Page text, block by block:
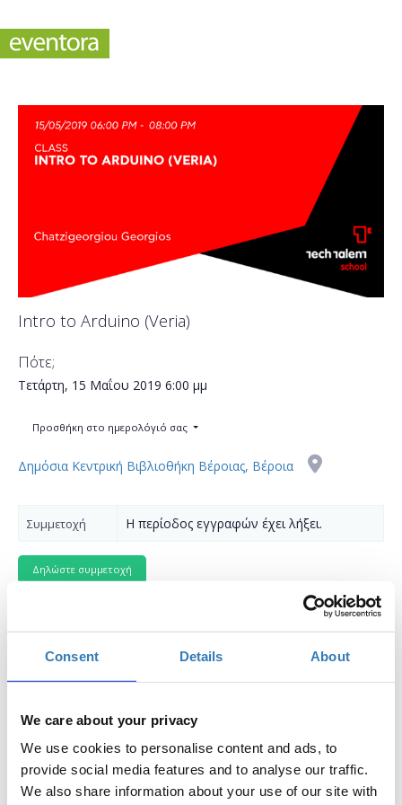
Consent Details About
We care about your privacy
We use cookies to personalise content and ads, to
provide social media features and to analyse our traffic.
We also share information about your use of our site with
Intro to Arduino (Veria)
Πότε;
Τετάρτη, 15 Μαΐου 2019 6:00 μμ
Προσθήκη στο ημερολόγιό σας
Δημόσια Κεντρική Βιβλιοθήκη Βέροιας, Βέροια
Συμμετοχή Η περίοδος εγγραφών έχει λήξει.
Intro to arduino | Get to know how electronics work!
Ένα workshop στο οποίο οι συμμετέχοντες θα έχουν την
ευκαιρία μέσα από μία μικρή σύντομη εισαγωγή στην
αναπτυξιακή πλακέτα arduino uno (genuino) να